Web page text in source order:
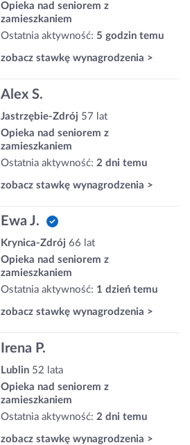
Opieka nad seniorem z
zamieszkaniem
Ostatnia aktywność: 5 godzin temu
zobacz stawkę wynagrodzenia >
Alex S.
Jastrzębie-Zdrój 57 lat
Opieka nad seniorem z
zamieszkaniem
Ostatnia aktywność: 2 dni temu
zobacz stawkę wynagrodzenia >
Ewa J.
Krynica-Zdrój 66 lat
Opieka nad seniorem z
zamieszkaniem
Ostatnia aktywność: 1 dzień temu
zobacz stawkę wynagrodzenia >
Irena P.
Lublin 52 lata
Opieka nad seniorem z
zamieszkaniem
Ostatnia aktywność: 2 dni temu
zobacz stawkę wynagrodzenia >